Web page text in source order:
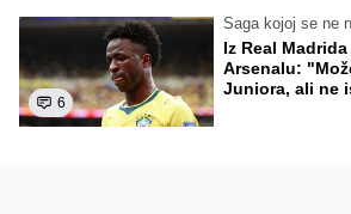
6
Saga kojoj se ne
Iz Real
Arsenalu:
Juniora, ali ne